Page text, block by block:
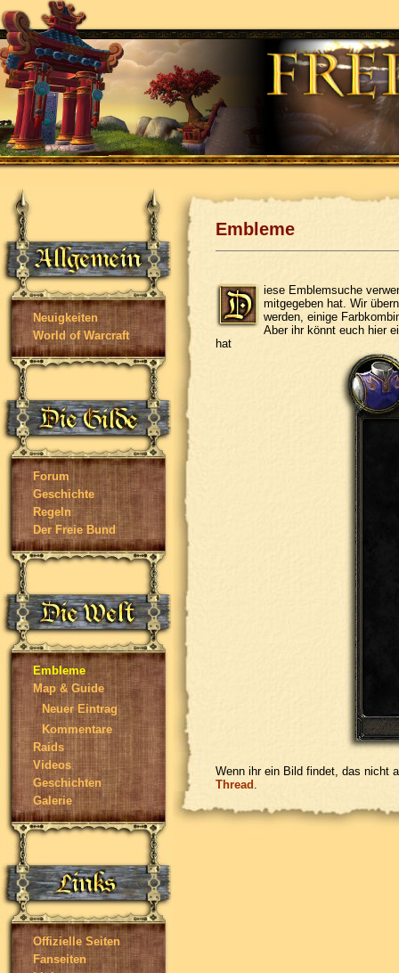
Neuigkeiten
World of Warcraft
Forum
Geschichte
Regeln
Der Freie Bund
Embleme
Map & Guide
Neuer Eintrag
Kommentare
Raids
Videos
Geschichten
Galerie
Offizielle Seiten
Fanseiten
Embleme
iese Emblemsuche
mitgegeben hat. Wir
werden, einige
Aber ihr könnt euch hier
hat
Wenn ihr ein Bild findet, das nicht
Thread .